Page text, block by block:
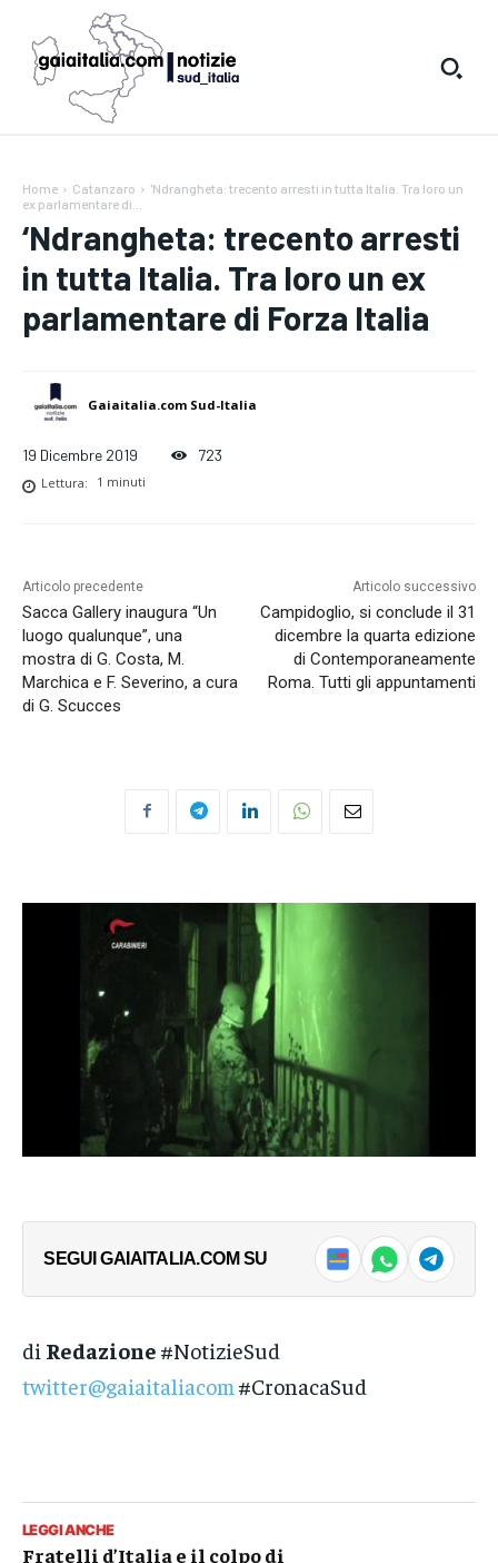
Home Catanzaro
'Ndrangheta: trecento arresti in tutta Italia. Tra loro un
ex parlamentare di...
‘Ndrangheta: trecento arresti
in tutta Italia. Tra loro un ex
parlamentare di Forza Italia
Gaiaitalia.com Sud-Italia
19 Dicembre 2019 723
Lettura: 1 minuti
Articolo precedente
Sacca Gallery inaugura “Un
luogo qualunque”, una
mostra di G. Costa, M.
Marchica e F. Severino, a cura
di G. Scucces
Articolo successivo
Campidoglio, si conclude il 31
dicembre la quarta edizione
di Contemporaneamente
Roma. Tutti gli appuntamenti
SEGUI GAIAITALIA.COM SU
di Redazione #NotizieSud
twitter@gaiaitaliacom #CronacaSud
LEGGI ANCHE
Fratelli d’Italia e il colpo di